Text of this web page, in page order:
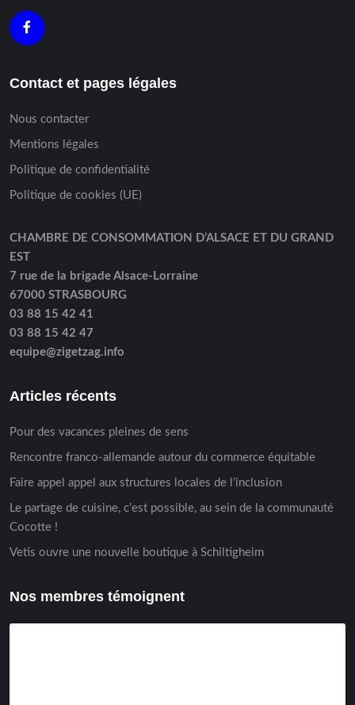
Contact et pages légales
Nous contacter
Mentions légales
Politique de confidentialité
Politique de cookies (UE)
CHAMBRE DE CONSOMMATION D’ALSACE ET DU GRAND
EST
7 rue de la brigade Alsace-Lorraine
67000 STRASBOURG
03 88 15 42 41
03 88 15 42 47
equipe@zigetzag.info
Articles récents
Pour des vacances pleines de sens
Rencontre franco-allemande autour du commerce équitable
Faire appel appel aux structures locales de l’inclusion
Le partage de cuisine, c’est possible, au sein de la communauté
Cocotte !
Vetis ouvre une nouvelle boutique à Schiltigheim
Nos membres témoignent